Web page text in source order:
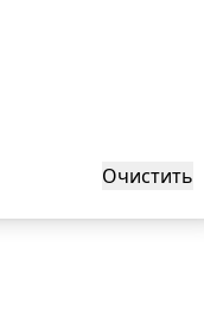
Очистить